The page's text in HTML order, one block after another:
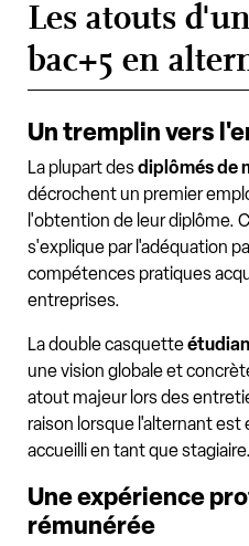
Les atouts
bac+5 en
Un tremplin vers
La plupart desdiplômés de
décrochent un premier
l'obtention de leur diplôme.
s'explique par l'adéquation
compétences pratiques
entreprises.
La double casquette
une vision globale et
atout majeur lors des
raison lorsque l'alternant est
accueilli en tant que stagiaire.
Une expérience
rémunérée